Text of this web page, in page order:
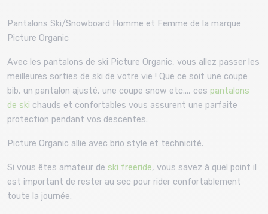
Pantalons Ski/Snowboard Homme et Femme de la marque
Picture Organic
Avec les pantalons de ski Picture Organic, vous allez passer les
meilleures sorties de ski de votre vie ! Que ce soit une coupe
bib, un pantalon ajusté, une coupe snow etc..., ces pantalons
de ski chauds et confortables vous assurent une parfaite
protection pendant vos descentes.
Picture Organic allie avec brio style et technicité.
Si vous êtes amateur de ski freeride, vous savez à quel point il
est important de rester au sec pour rider confortablement
toute la journée.